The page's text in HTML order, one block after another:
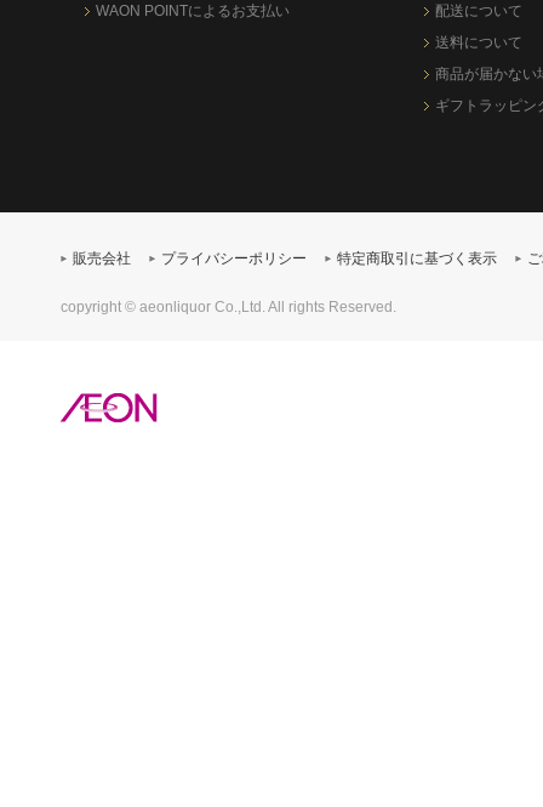
WAON POINTによるお支払い
配送について
送料について
商品が届かない
ギフトラッピン
販売会社 プライバシーポリシー 特定商取引に基づく表示
copyright © aeonliquor Co.,Ltd. All rights Reserved.